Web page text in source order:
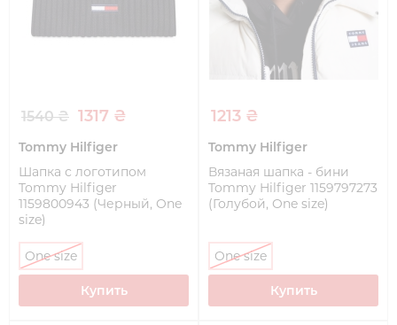
1540 ₴ 1317 ₴
Tommy Hilfiger
Шапка с логотипом
Tommy Hilfiger
1159800943 (Черный, One
size)
One size
Купить
1213 ₴
Tommy Hilfiger
Вязаная шапка - бини
Tommy Hilfiger 1159797273
(Голубой, One size)
One size
Купить